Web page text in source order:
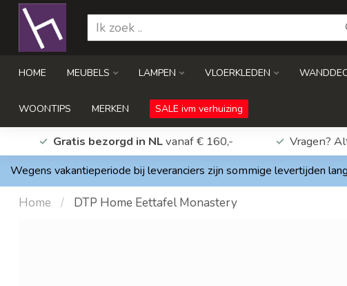
HOME MEUBELS LAMPEN VLOERKLEDEN
WOONTIPS MERKEN SALE ivm verhuizing
Gratis bezorgd in NLvanaf € 160,- Vragen?
Wegens vakantieperiode bij leveranciers zijn sommige levertijden
Home / DTP Home Eettafel Monastery